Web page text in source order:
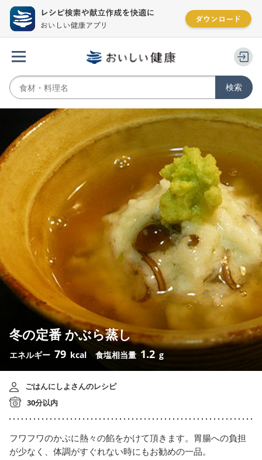
冬の定番 かぶら蒸し
エネルギー 79 kcal 食塩相当量 1.2 g
ごはんにしよさんのレシピ
30分以内
フワフワのかぶに熱々の餡をかけて頂きます。胃腸への負担
が少なく、体調がすぐれない時にもお勧めの一品。